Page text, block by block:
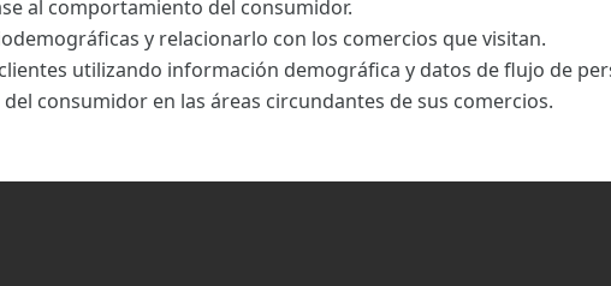
al comportamiento del consumidor.
y relacionarlo con los comercios que visitan.
utilizando información demográfica y datos de flujo de
consumidor en las áreas circundantes de sus comercios.